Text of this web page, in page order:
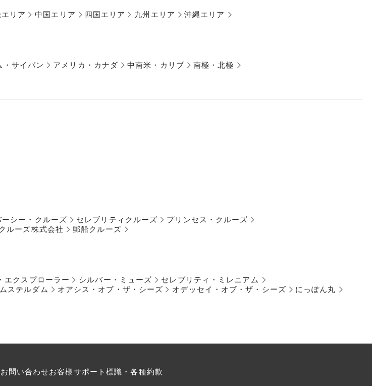
リア 中国エリア 四国エリア 九州エリア 沖縄エリア
・サイパン アメリカ・カナダ 中南米・カリブ 南極・北極
ーシー・クルーズ セレブリティクルーズ
プリンセス・クルーズ
ルーズ株式会社 郵船クルーズ
エクスプローラー シルバー・ミューズ
セレブリティ・ミレニアム
ステルダム オアシス・オブ・ザ・シーズ オデッセイ・オブ・ザ・シーズ
にっぽん丸
お問い合わせお客様サポート標識・各種約款